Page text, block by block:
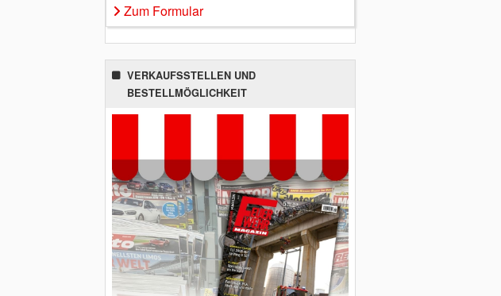
Zum Formular
VERKAUFSSTELLEN UND
BESTELLMÖGLICHKEIT